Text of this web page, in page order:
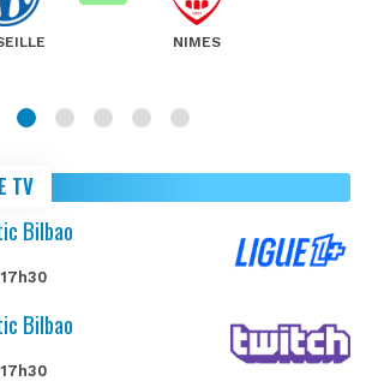
NIMES
TV
Bilbao
Bilbao